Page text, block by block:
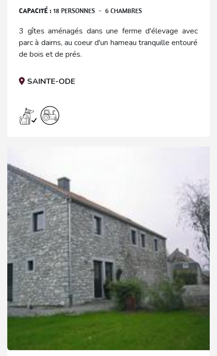
CAPACITÉ : 18 PERSONNES - 6 CHAMBRES
3 gîtes aménagés dans une ferme d'élevage avec
parc à daims, au coeur d'un hameau tranquille entouré
de bois et de prés.
SAINTE-ODE